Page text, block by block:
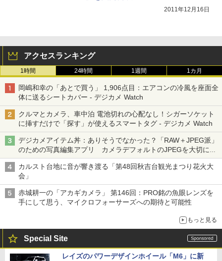
2011年12月16日
アクセスランキング
1時間 24時間 1週間 1カ月
岡嶋和幸の「あとで買う」 1,906点目：エアコンの冷風を座面全
体に送るシートカバー - デジカメ Watch
クルマとカメラ、車中泊 電池切れの心配なし！シガーソケット
に挿すだけで「探す」が使えるスマートタグ - デジカメ Watch
デジカメアイテム丼：ありそうでなかった？「RAW＋JPEG派」
のための写真編集アプリ カメラデフォルトのJPEGを大切にす
る「Filmator」
カルスト台地に音が響き渡る「第48回秋吉台観光まつり花火大
会」
赤城耕一の「アカギカメラ」 第146回：PRO銘の魚眼レンズを
手にして思う、マイクロフォーサーズへの期待と可能性
もっと見る
Special Site
レイズのパワーデザインホイール「M6」に新